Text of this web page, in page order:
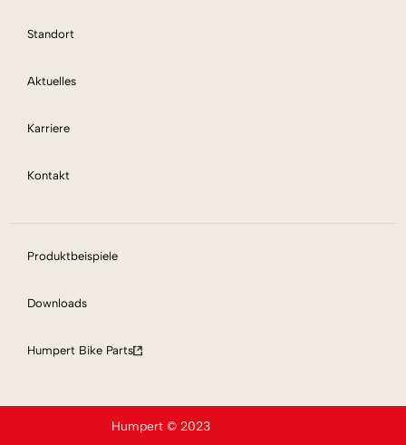
Standort
Aktuelles
Karriere
Kontakt
Produktbeispiele
Downloads
Humpert Bike Parts
Humpert © 2023